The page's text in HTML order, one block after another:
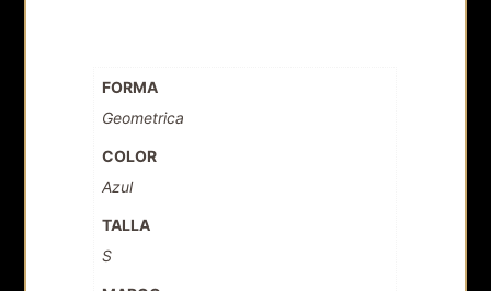
FORMA
Geometrica
COLOR
Azul
TALLA
S